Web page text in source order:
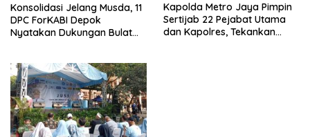
Konsolidasi Jelang Musda, 11
DPC ForKABI Depok
Nyatakan Dukungan Bulat
Kapolda Metro Jaya Pimpin
Sertijab 22 Pejabat Utama
dan Kapolres, Tekankan